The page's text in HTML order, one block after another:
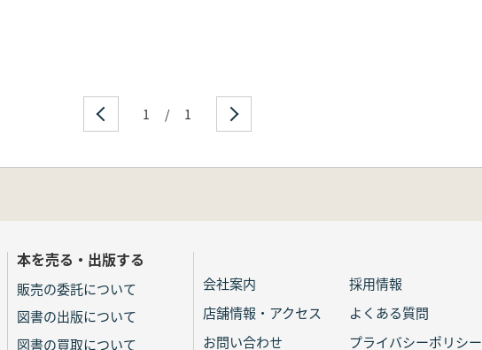
1 / 1
本を売る・出版する
販売の委託について
図書の出版について
図書の買取について
会社案内
採用情報
店舗情報・アクセス
よくある質問
お問い合わせ
プライバシーポリシー